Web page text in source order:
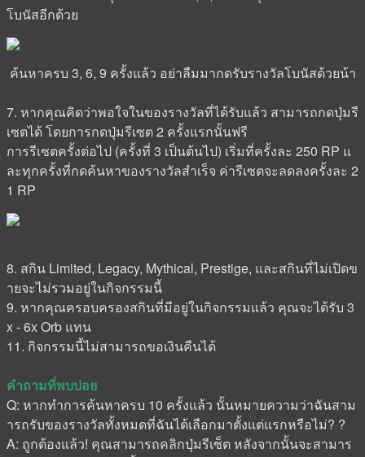
โบนัสอีกด้วย
ค้นหาครบ 3, 6, 9 ครั้งแล้ว อย่าลืมมากดรับรางวัลโบนัสด้วยน้า
7. หากคุณคิดว่าพอใจในของรางวัลที่ได้รับแล้ว สามารถกดปุ่มรี
เซตได้ โดยการกดปุ่มรีเซต 2 ครั้งแรกนั้นฟรี
การรีเซตครั้งต่อไป (ครั้งที่ 3 เป็นต้นไป) เริ่มที่ครั้งละ 250 RP แ
ละทุกครั้งที่กดค้นหาของรางวัลสำเร็จ ค่ารีเซตจะลดลงครั้งละ 2
1 RP
8. สกิน Limited, Legacy, Mythical, Prestige, และสกินที่ไม่เปิดข
ายจะไม่รวมอยู่ในกิจกรรมนี้
9. หากคุณครอบครองสกินที่มีอยู่ในกิจกรรมแล้ว คุณจะได้รับ 3
x - 6x Orb แทน
11. กิจกรรมนี้ไม่สามารถขอเงินคืนได้
คำถามที่พบบ่อย
Q: หากทำการค้นหาครบ 10 ครั้งแล้ว นั้นหมายความว่าฉันสาม
ารถรับของรางวัลทั้งหมดที่ฉันได้เลือกมาตั้งแต่แรกหรือไม่? ?
A: ถูกต้องแล้ว! คุณสามารถคลิกปุ่มรีเซ็ต หลังจากนั้นจะสามาร